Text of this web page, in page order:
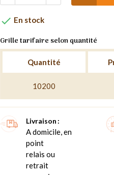
 En stock
Grille tarifaire selon quantité
Quantité
10200
Livraison
A domicile, en
point
relais ou
retrait